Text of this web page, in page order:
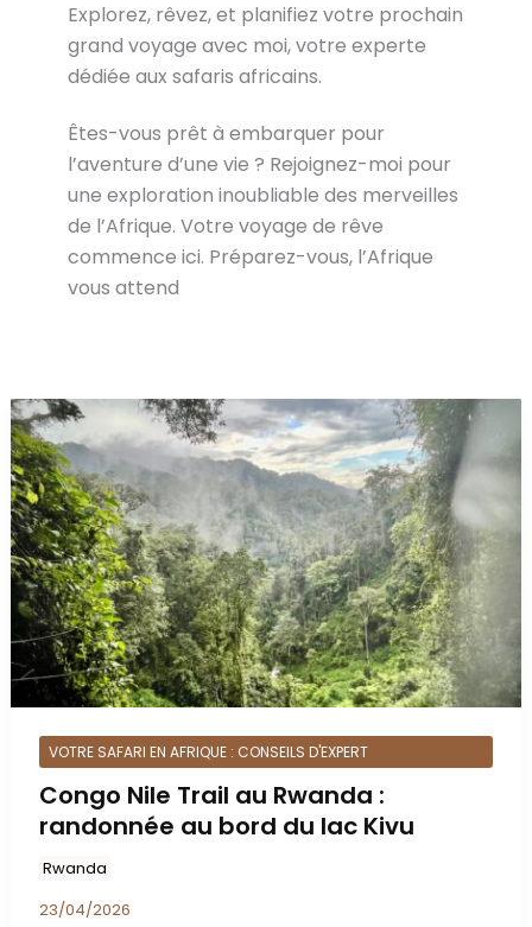
Explorez, rêvez, et planifiez votre prochain
grand voyage avec moi, votre experte
dédiée aux safaris africains.
Êtes-vous prêt à embarquer pour
l’aventure d’une vie ? Rejoignez-moi pour
une exploration inoubliable des merveilles
de l’Afrique. Votre voyage de rêve
commence ici. Préparez-vous, l’Afrique
vous attend
VOTRE SAFARI EN AFRIQUE : CONSEILS D'EXPERT
Congo Nile Trail au Rwanda :
randonnée au bord du lac Kivu
Rwanda
23/04/2026